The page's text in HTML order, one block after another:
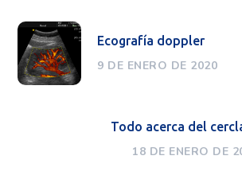
Ecografía doppler
9 DE ENERO DE 2020
Todo acerca del
18 DE ENERO DE